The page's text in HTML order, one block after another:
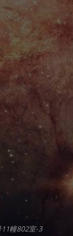
幢802室-3